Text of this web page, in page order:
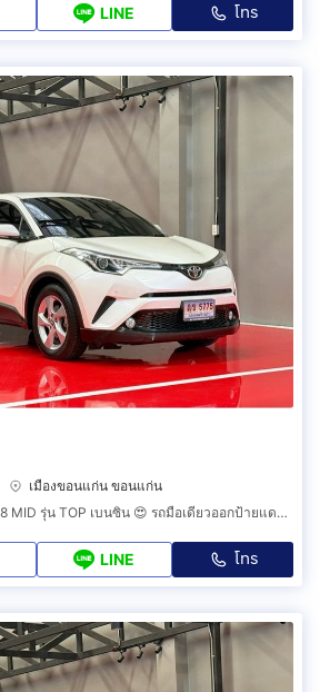
LINE โทร
เมืองขอนแก่น ขอนแก่น
😍 2019 TOYOTA CHR 1.8 MID รุ่น TOP เบนซิน 😍 รถมือเดียวออกป้ายแดง รถวิ่งน้อย สภาพป้ายแดง รถไม่เคยมีอุบัติเหตุ
LINE โทร